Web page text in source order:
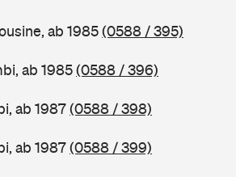
ab 1985(0588 / 395)
ab 1985(0588 / 396)
ab 1987(0588 / 398)
ab 1987(0588 / 399)